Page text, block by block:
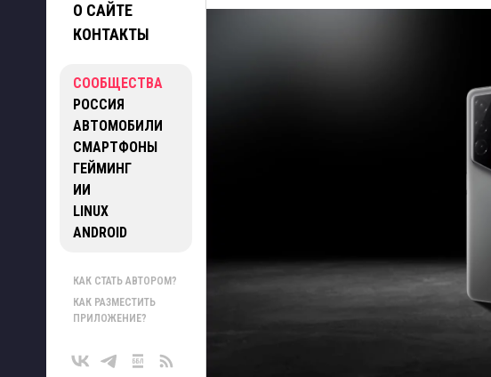
О САЙТЕ
КОНТАКТЫ
СООБЩЕСТВА
РОССИЯ
АВТОМОБИЛИ
СМАРТФОНЫ
ГЕЙМИНГ
ИИ
LINUX
ANDROID
КАК СТАТЬ АВТОРОМ?
КАК РАЗМЕСТИТЬ
ПРИЛОЖЕНИЕ?